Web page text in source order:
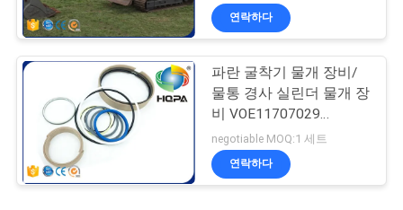
연락하다
파란 굴착기 물개 장비/
물통 경사 실린더 물개 장
비 VOE11707029
VOE11999892
11707029 11999892
negotiable MOQ:1 세트
연락하다